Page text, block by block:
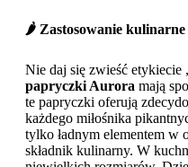
🌶️ Zastosowanie
Nie daj się zwieść etykiecie
papryczki Aurora mają
te papryczki oferują
każdego miłośnika
tylko ładnym elementem w
składnik kulinarny. W